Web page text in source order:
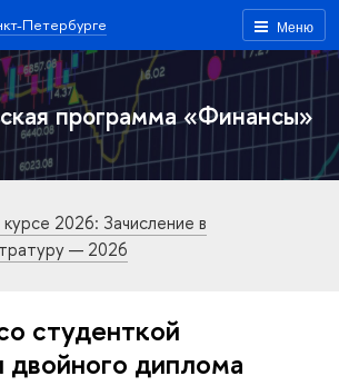
Меню
Петербурге
программа «Финансы»
курсе 2026: Зачисление в
— 2026
студенткой
диплома